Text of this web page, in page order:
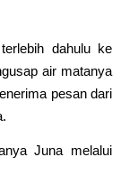
dahulu ke
air matanya
pesan dari
Juna melalui